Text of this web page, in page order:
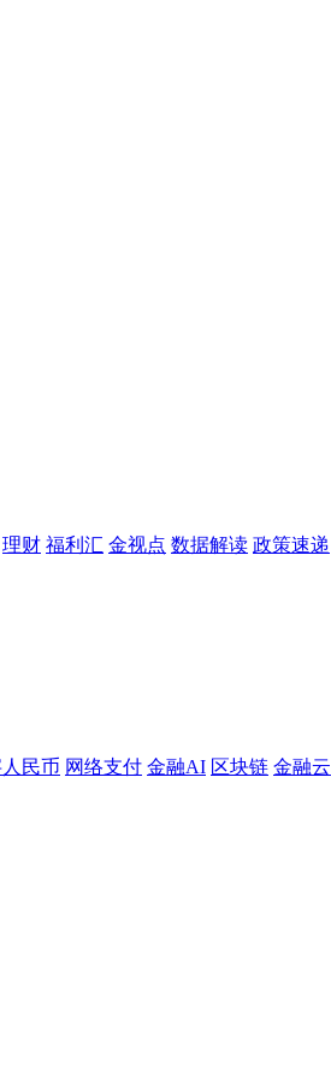
理财 福利汇 金视点 数据解读 政策速递
民币 网络支付 金融AI 区块链 金融云